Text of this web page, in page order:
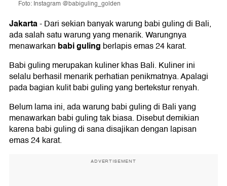
Foto: Instagram @babiguling_golden
Jakarta-Dari sekian banyak warung babi guling di Bali,
ada salah satu warung yang menarik. Warungnya
menawarkan babi guling berlapis emas 24 karat.
Babi guling merupakan kuliner khas Bali. Kuliner ini
selalu berhasil menarik perhatian penikmatnya. Apalagi
pada bagian kulit babi guling yang bertekstur renyah.
Belum lama ini, ada warung babi guling di Bali yang
menawarkan babi guling tak biasa. Disebut demikian
karena babi guling di sana disajikan dengan lapisan
emas 24 karat.
ADVERTISEMENT